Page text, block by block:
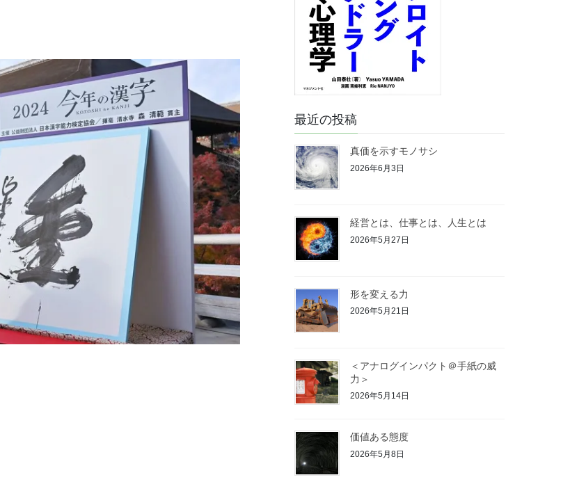
最近の投稿
真価を示すモノサシ
2026年6月3日
経営とは、仕事とは、人生とは
2026年5月27日
形を変える力
2026年5月21日
＜アナログインパクト＠手紙の威
力＞
2026年5月14日
価値ある態度
2026年5月8日